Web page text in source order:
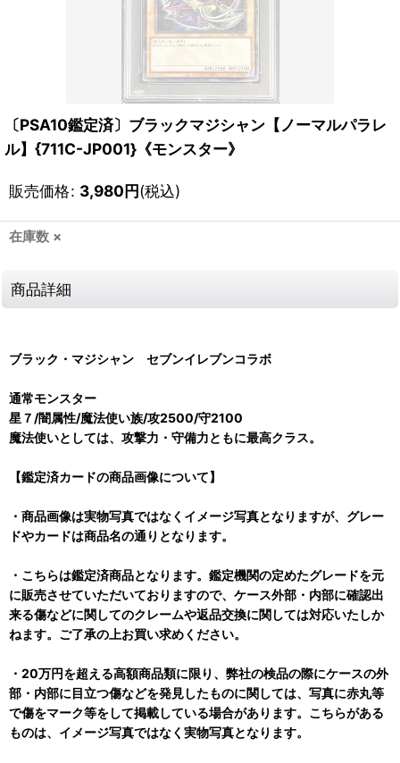
〔PSA10鑑定済〕ブラックマジシャン【ノーマルパラレ
ル】{711C-JP001}《モンスター》
販売価格: 3,980円(税込)
在庫数 ×
商品詳細
ブラック・マジシャン セブンイレブンコラボ
通常モンスター
星７/闇属性/魔法使い族/攻2500/守2100
魔法使いとしては、攻撃力・守備力ともに最高クラス。
【鑑定済カードの商品画像について】
・商品画像は実物写真ではなくイメージ写真となりますが、グレー
ドやカードは商品名の通りとなります。
・こちらは鑑定済商品となります。鑑定機関の定めたグレードを元
に販売させていただいておりますので、ケース外部・内部に確認出
来る傷などに関してのクレームや返品交換に関しては対応いたしか
ねます。ご了承の上お買い求めください。
・20万円を超える高額商品類に限り、弊社の検品の際にケースの外
部・内部に目立つ傷などを発見したものに関しては、写真に赤丸等
で傷をマーク等をして掲載している場合があります。こちらがある
ものは、イメージ写真ではなく実物写真となります。